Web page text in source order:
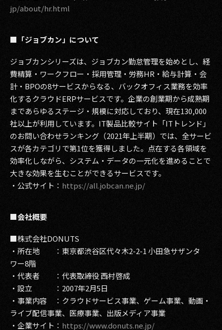
jp/about/hr.html
■「ジョブカン」について
ジョブカンシリーズは、ジョブカン勤怠管理を始めとし、経
費精算・ワークフロー・採用管理・労務HR・給与計算・会
計・BPOの8サービスからなる、バックオフィス業務を効率
化するクラウドERPサービスです。企業の創業期から成熟期
まであらゆるステージ・規模に対応しており、現在130,000
社以上が利用しています。IT製品比較サイト「ITトレンド」
のお問い合わせランキング（2021年上半期）では、全サービ
スが各カテゴリで第1位を獲得しました。点在する各領域を
効率化しながら、システム・データの一元化を進めることで
大きな効果を生むことができるサービスです。
・公式サイト： https://all.jobcan.ne.jp/
■会社概要
■株式会社DONUTS
・所在地 ：東京都渋谷区代々木2-2-1 小田急サザンタ
ワー8階
・代表者 ：代表取締役 西村啓成
・設立 ：2007年2月5日
・事業内容 ：クラウドサービス事業、ゲーム事業、動画・
ライブ配信事業、医療事業、出版メディア事業
・企業サイト： https://www.donuts.ne.jp/